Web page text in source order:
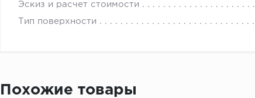
Эскиз и расчет стоимости
Тип поверхности
Похожие товары